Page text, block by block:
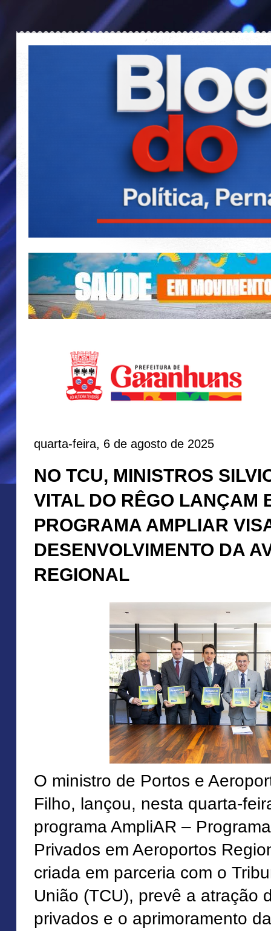
quarta-feira, 6 de agosto de 2025
NO TCU, MINISTROS
VITAL DO RÊGO LANÇAM
PROGRAMA AMPLIAR
DESENVOLVIMENTO DA
REGIONAL
O ministro de Portos e
Filho, lançou, nesta quarta-
programa AmpliAR –
Privados em Aeroportos
criada em parceria com o
União (TCU), prevê a atração
privados e o aprimoramento